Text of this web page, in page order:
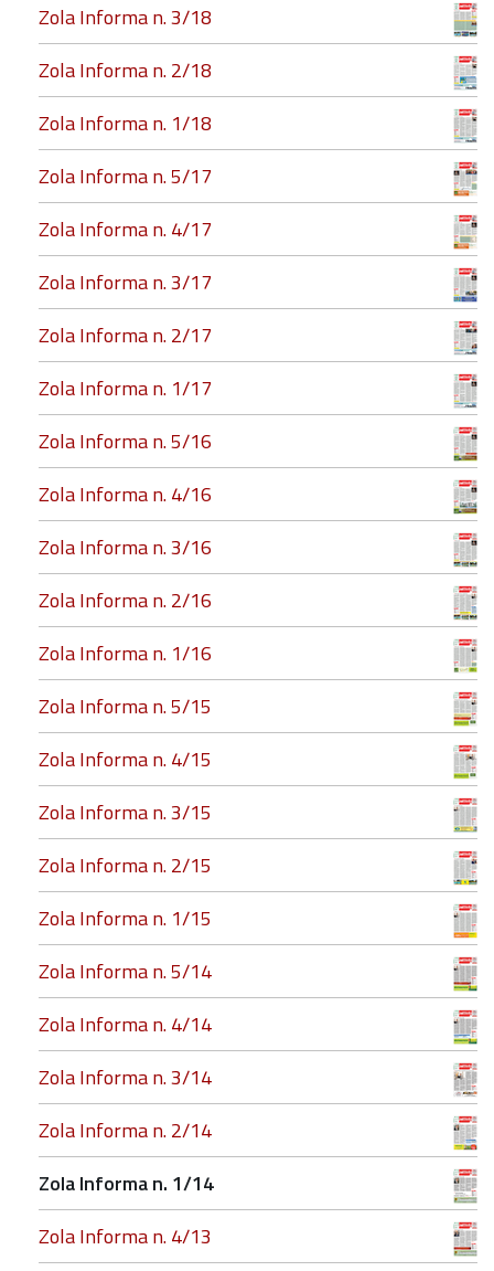
Zola Informa n. 3/18
Zola Informa n. 2/18
Zola Informa n. 1/18
Zola Informa n. 5/17
Zola Informa n. 4/17
Zola Informa n. 3/17
Zola Informa n. 2/17
Zola Informa n. 1/17
Zola Informa n. 5/16
Zola Informa n. 4/16
Zola Informa n. 3/16
Zola Informa n. 2/16
Zola Informa n. 1/16
Zola Informa n. 5/15
Zola Informa n. 4/15
Zola Informa n. 3/15
Zola Informa n. 2/15
Zola Informa n. 1/15
Zola Informa n. 5/14
Zola Informa n. 4/14
Zola Informa n. 3/14
Zola Informa n. 2/14
Zola Informa n. 1/14
Zola Informa n. 4/13